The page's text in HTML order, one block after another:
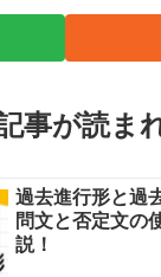
事が読ま
過去進行形と過
問文と否定文の
説！